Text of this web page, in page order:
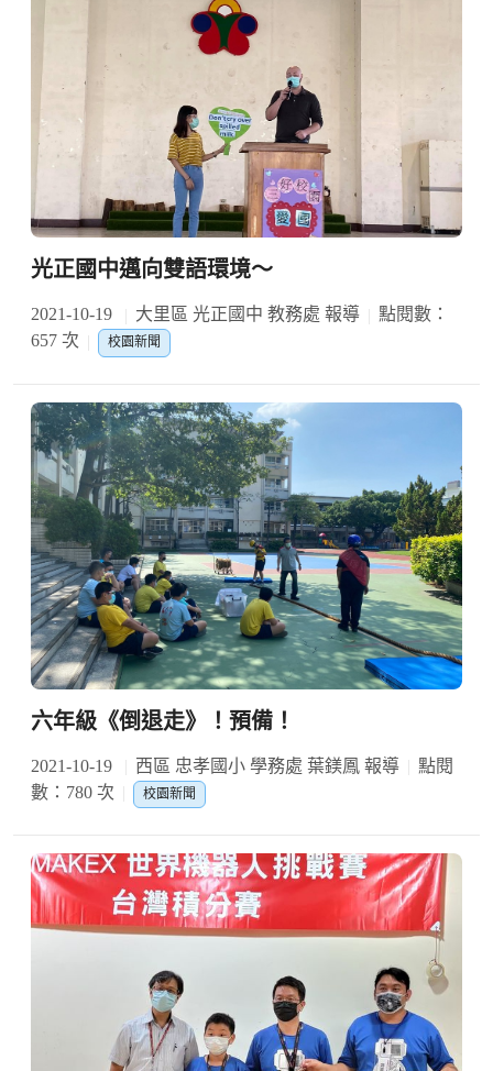
光正國中邁向雙語環境～
2021-10-19 大里區 光正國中 教務處 報導
點閱數：
657 次
校園新聞
六年級《倒退走》！預備！
2021-10-19 西區 忠孝國小 學務處 葉鎂鳳 報導
點閱
數：780 次
校園新聞